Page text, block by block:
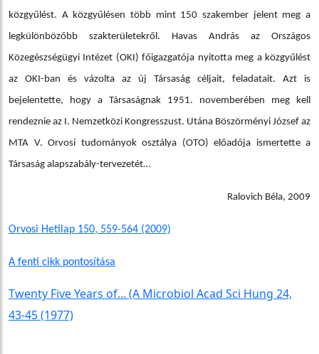
közgyűlést. A közgyűlésen több mint 150 szakember jelent meg a
legkülönbözőbb szakterületekről. Havas András az Országos
Közegészségügyi Intézet (OKI) főigazgatója nyitotta meg a közgyűlést
az OKI-ban és vázolta az új Társaság céljait, feladatait. Azt is
bejelentette, hogy a Társaságnak 1951. novemberében meg kell
rendeznie az I. Nemzetközi Kongresszust. Utána Böszörményi József az
MTA V. Orvosi tudományok osztálya (OTO) előadója ismertette a
Társaság alapszabály-tervezetét…
Ralovich Béla, 2009
Orvosi Hetilap 150, 559-564 (2009)
A fenti cikk pontosítása
Twenty Five Years of... (A Microbiol Acad Sci Hung 24,
43-45 (1977)